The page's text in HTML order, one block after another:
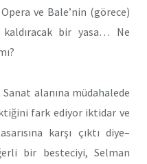
ve Bale’nin (görece)
bir yasa… Ne
Sanat alanına müdahalede
fark ediyor iktidar ve
karşı çıktı diye–
bir besteciyi, Selman